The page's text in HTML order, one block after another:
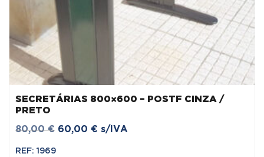
SECRETÁRIAS 800×600 – POSTF CINZA /
PRETO
80,00€ O
60,00 € O
s/IVA
REF: 1969